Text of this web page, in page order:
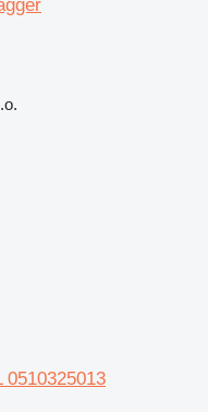
0510325013